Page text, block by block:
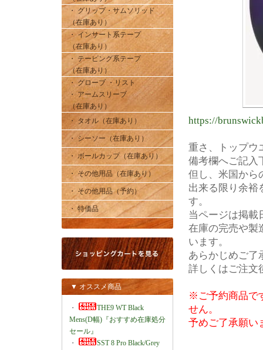
・ グリップ・サムソリッド
（在庫あり）
・ インサート系テープ
（在庫あり）
・ テーピング系テープ
（在庫あり）
・ グローブ ・リスト
・ アームスリーブ
（在庫あり）
・ タオル（在庫あり）
・ シーソー（在庫あり）
・ ボールカップ（在庫あり）
・ その他用品（在庫あり）
・ その他用品（予約）
・ 特価品
▼ オススメ商品
・
THE9 WT Black
Mens(D幅)『おすすめ在庫処分
セール』
・
SST 8 Pro Black/Grey
https://
重さ、トップウ
備考欄へご記入
但し、米国から
出来る限り余裕
す。
当ページは掲載
在庫の完売や製
います。
あらかじめご了
詳しくはご注文
※ご予約商品で
せん。
予めご了承願い